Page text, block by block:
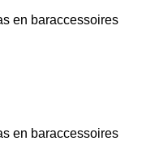
en baraccessoires
en baraccessoires